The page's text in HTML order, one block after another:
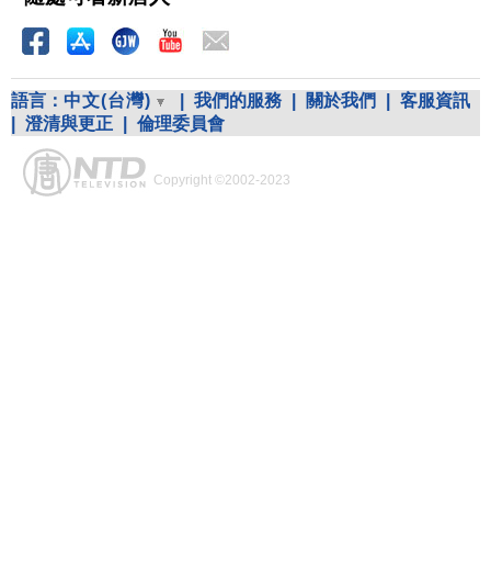
語言： 中文(台灣) 我們的服務 關於我們
客服資訊
澄清與更正 倫理委員會
Copyright ©2002-2023